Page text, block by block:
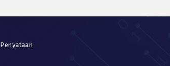
Penyataan